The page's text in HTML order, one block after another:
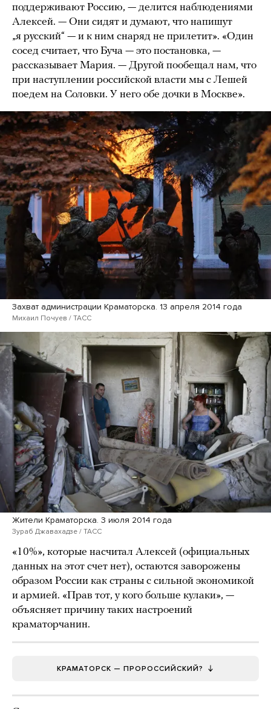
поддерживают Россию, — делится наблюдениями
Алексей. — Они сидят и думают, что напишут
„я русский“ — и к ним снаряд не прилетит». «Один
сосед считает, что Буча — это постановка, —
рассказывает Мария. — Другой пообещал нам, что
при наступлении российской власти мы с Лешей
поедем на Соловки. У него обе дочки в Москве».
Захват администрации Краматорска. 13 апреля 2014 года
Михаил Почуев / ТАСС
Жители Краматорска. 3 июля 2014 года
Зураб Джавахадзе / ТАСС
«10%», которые насчитал Алексей (официальных
данных на этот счет нет), остаются заворожены
образом России как страны с сильной экономикой
и армией. «Прав тот, у кого больше кулаки», —
объясняет причину таких настроений
краматорчанин.
КРАМАТОРСК — ПРОРОССИЙСКИЙ?